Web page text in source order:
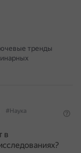
тренды
#Наука
в